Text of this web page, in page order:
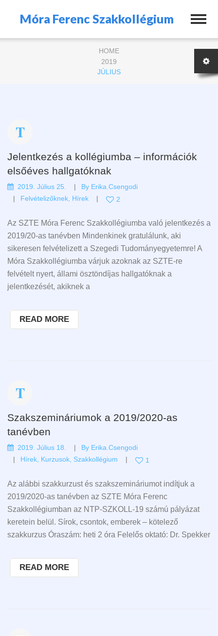
Móra Ferenc Szakkollégium
HOME
2019
JÚLIUS
Jelentkezés a kollégiumba – információk
elsőéves hallgatóknak
2019. Július 25. By Erika.csengodi
Felvételizőknek Hírek 2
Az SZTE Móra Ferenc Szakkollégiumba való jelentkezés a
2019/20-as tanévben Mindenkinek gratulálunk, aki
sikeresen felvételizett a Szegedi Tudományegyetemre! A
Móra Szakkollégiumba várjuk azoknak az SZTE-re
felvételt nyert, állami ösztöndíjas hallgatóknak a
jelentkezését, akiknek a
READ MORE
Szakszemináriumok a 2019/2020-as
tanévben
2019. Július 18. By Erika.csengodi
Hírek Kurzusok Szakkollégium 1
Az alábbi szakkurzust és szakszemináriumot indítjuk a
2019/2020-as tanévben az SZTE Móra Ferenc
Szakkollégiumban az NTP-SZKOLL-19 számú pályázat
keretein belül. Sírok, csontok, emberek – kötelező
szakkurzus Óraszám: heti 2 óra Felelős oktató: Dr. Spekker
READ MORE